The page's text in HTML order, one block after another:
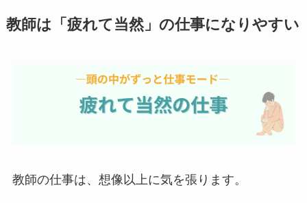
教師は「疲れて当然」の仕事になりやすい
教師の仕事は、想像以上に気を張ります。